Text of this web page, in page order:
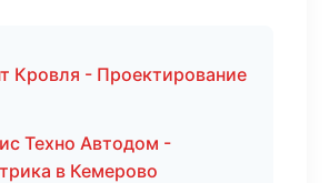
Кровля - Проектирование
Техно Автодом -
в Кемерово